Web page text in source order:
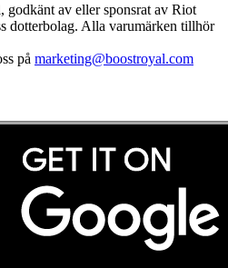
godkänt av eller sponsrat av Riot
dotterbolag. Alla varumärken tillhör
på marketing@boostroyal.com